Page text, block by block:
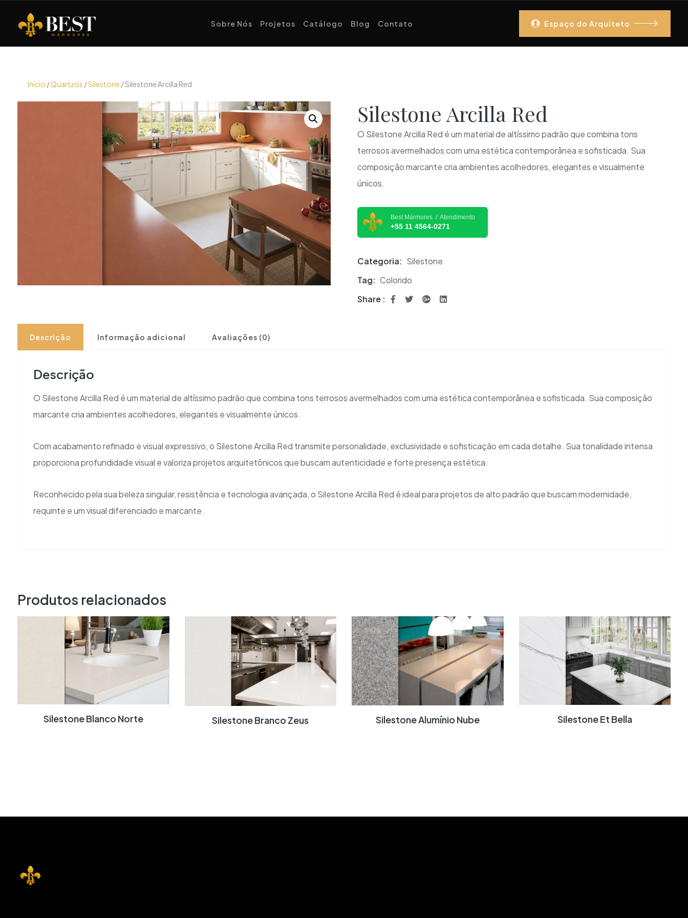
Sobre Nós Projetos Catálogo Blog Contato Espaço do Arquiteto
Início /Quartzos /Silestone / Silestone Arcilla Red
Silestone Arcilla Red
O Silestone Arcilla Red é um material de altíssimo padrão que combina tons
terrosos avermelhados com uma estética contemporânea e sofisticada. Sua
composição marcante cria ambientes acolhedores, elegantes e visualmente
únicos.
Best Mármores / Atendimento
+55 11 4564-0271
Categoria: Silestone
Tag: Colorido
Share :
Descrição Informação adicional Avaliações (0)
Descrição
O Silestone Arcilla Red é um material de altíssimo padrão que combina tons terrosos avermelhados com uma estética contemporânea e sofisticada. Sua composição
marcante cria ambientes acolhedores, elegantes e visualmente únicos.
Com acabamento refinado e visual expressivo, o Silestone Arcilla Red transmite personalidade, exclusividade e sofisticação em cada detalhe. Sua tonalidade intensa
proporciona profundidade visual e valoriza projetos arquitetônicos que buscam autenticidade e forte presença estética.
Reconhecido pela sua beleza singular, resistência e tecnologia avançada, o Silestone Arcilla Red é ideal para projetos de alto padrão que buscam modernidade,
requinte e um visual diferenciado e marcante.
Produtos relacionados
Silestone Blanco Norte Silestone Branco Zeus Silestone Alumínio Nube Silestone Et Bella